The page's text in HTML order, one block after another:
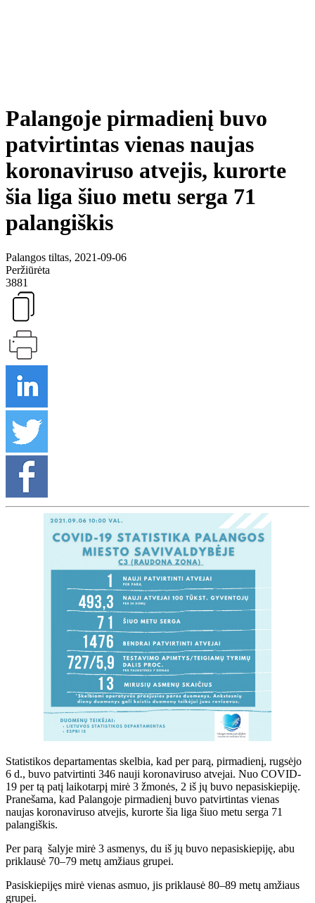
Palangoje pirmadienį buvo
patvirtintas vienas naujas
koronaviruso atvejis, kurorte
šia liga šiuo metu serga 71
palangiškis
Palangos tiltas, 2021-09-06
Peržiūrėta
3881
Statistikos departamentas skelbia, kad per parą, pirmadienį, rugsėjo
6 d., buvo patvirtinti 346 nauji koronaviruso atvejai. Nuo COVID-
19 per tą patį laikotarpį mirė 3 žmonės, 2 iš jų buvo nepasiskiepiję.
Pranešama, kad Palangoje pirmadienį buvo patvirtintas vienas
naujas koronaviruso atvejis, kurorte šia liga šiuo metu serga 71
palangiškis.
Per parą šalyje mirė 3 asmenys, du iš jų buvo nepasiskiepiję, abu
priklausė 70–79 metų amžiaus grupei.
Pasiskiepijęs mirė vienas asmuo, jis priklausė 80–89 metų amžiaus
grupei.